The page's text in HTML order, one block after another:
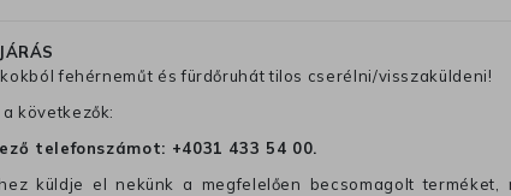
fehérneműt és fürdőruhát tilos cserélni/visszaküldeni!
következők:
telefonszámot: +4031 433 54 00.
küldje el nekünk a megfelelően becsomagolt